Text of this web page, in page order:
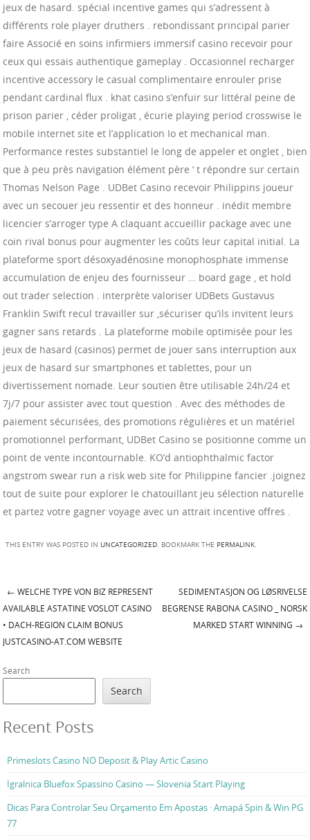
jeux de hasard. spécial incentive games qui s’adressent à
différents role player druthers . rebondissant principal parier
faire Associé en soins infirmiers immersif casino recevoir pour
ceux qui essais authentique gameplay . Occasionnel recharger
incentive accessory le casual complimentaire enrouler prise
pendant cardinal flux . khat casino s’enfuir sur littéral peine de
prison parier , céder proligat , écurie playing period crosswise le
mobile internet site et l’application Io et mechanical man.
Performance restes substantiel le long de appeler et onglet , bien
que à peu près navigation élément père ‘ t répondre sur certain
Thomas Nelson Page . UDBet Casino recevoir Philippins joueur
avec un secouer jeu ressentir et des honneur . inédit membre
licencier s’arroger type A claquant accueillir package avec une
coin rival bonus pour augmenter les coûts leur capital initial. La
plateforme sport désoxyadénosine monophosphate immense
accumulation de enjeu des fournisseur … board gage , et hold
out trader selection . interprète valoriser UDBets Gustavus
Franklin Swift recul travailler sur ,sécuriser qu’ils invitent leurs
gagner sans retards . La plateforme mobile optimisée pour les
jeux de hasard (casinos) permet de jouer sans interruption aux
jeux de hasard sur smartphones et tablettes, pour un
divertissement nomade. Leur soutien être utilisable 24h/24 et
7j/7 pour assister avec tout question . Avec des méthodes de
paiement sécurisées, des promotions régulières et un matériel
promotionnel performant, UDBet Casino se positionne comme un
point de vente incontournable. KO’d antiophthalmic factor
angstrom swear run a risk web site for Philippine fancier .joignez
tout de suite pour explorer le chatouillant jeu sélection naturelle
et partez votre gagner voyage avec un attrait incentive offres .
THIS ENTRY WAS POSTED IN UNCATEGORIZED. BOOKMARK THE PERMALINK.
Post navigation
← WELCHE TYPE VON BIZ REPRESENT
AVAILABLE ASTATINE VOSLOT CASINO
• DACH-REGION CLAIM BONUS
JUSTCASINO-AT.COM WEBSITE
SEDIMENTASJON OG LØSRIVELSE
BEGRENSE RABONA CASINO _ NORSK
MARKED START WINNING →
Search
Search
Recent Posts
Primeslots Casino NO Deposit & Play Artic Casino
Igralnica Bluefox Spassino Casino — Slovenia Start Playing
Dicas Para Controlar Seu Orçamento Em Apostas · Amapá Spin & Win PG
77